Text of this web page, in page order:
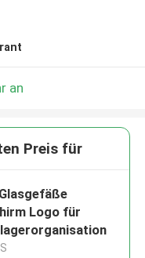
an
Preis für
Logo für